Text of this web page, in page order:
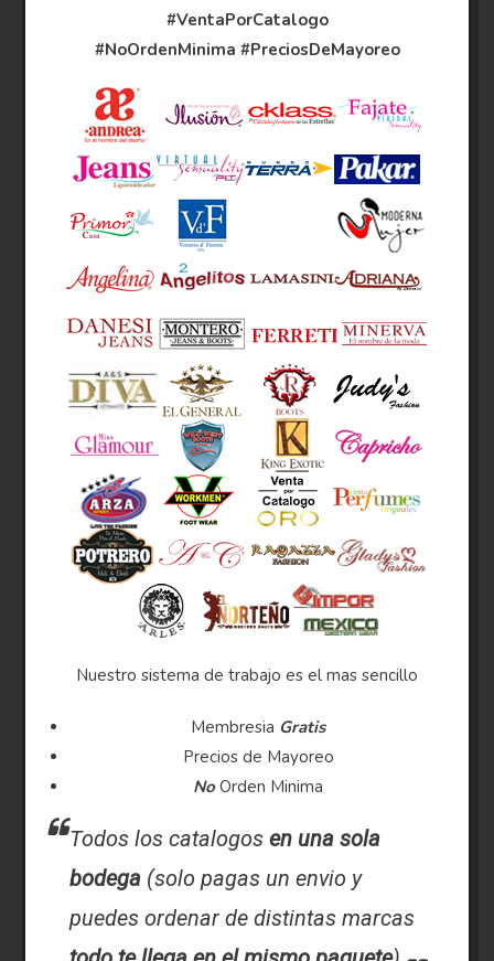
#VentaPorCatalogo
#NoOrdenMinima #PreciosDeMayoreo
Nuestro sistema de trabajo es el mas sencillo
Membresia Gratis
Precios de Mayoreo
No Orden Minima
Todos los catalogosen una sola
bodega (solo pagas un envio y
puedes ordenar de distintas marcas